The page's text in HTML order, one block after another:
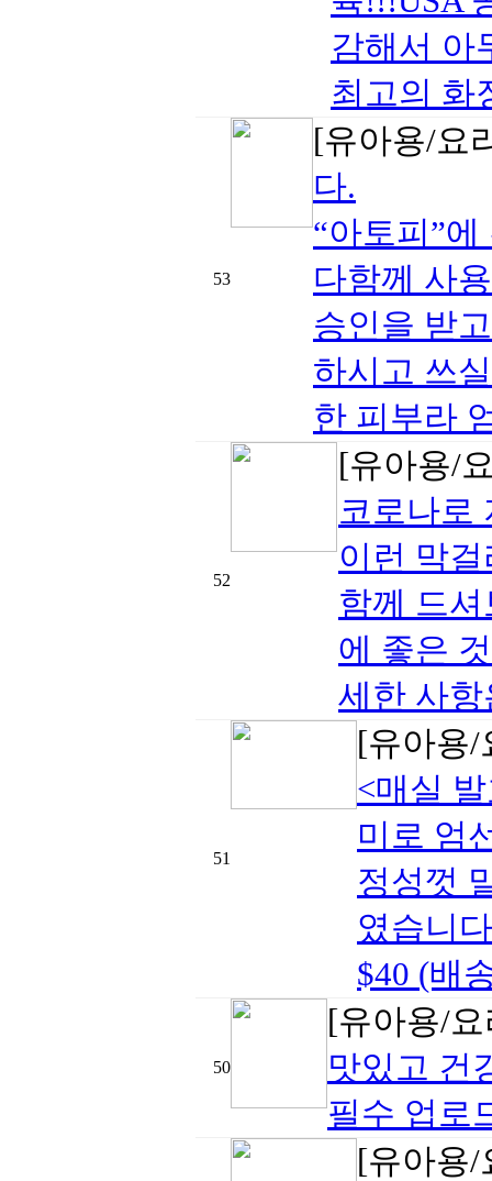
감해서 아
최고의 화
53
[유아용/요
다.
“아토피”
다함께 사
승인을 받
하시고 쓰
한 피부라
52
[유아용/
코로나로
이런 막
함께 드
에 좋은
세한 사
51
[유아용
<매실
미로 엄
정성껏
였습니
$40 (배
50
[유아용/
맛있고 건
필수 업로
[유아용